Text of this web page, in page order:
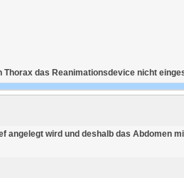
das Reanimationsdevice nicht
wird und deshalb das Abdomen